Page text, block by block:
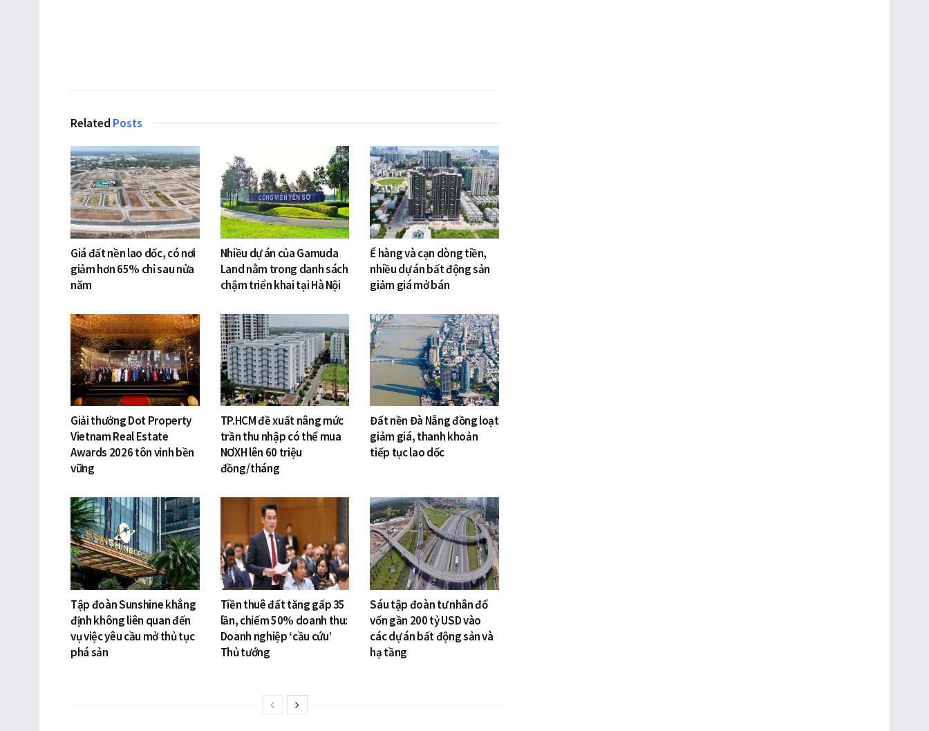
Related Posts
Giá đất nền lao dốc, có nơi
giảm hơn 65% chỉ sau nửa
năm
Nhiều dự án của Gamuda
Land nằm trong danh sách
chậm triển khai tại Hà Nội
Ế hàng và cạn dòng tiền,
nhiều dự án bất động sản
giảm giá mở bán
Giải thưởng Dot Property
Vietnam Real Estate
Awards 2026 tôn vinh bền
vững
TP.HCM đề xuất nâng mức
trần thu nhập có thể mua
NƠXH lên 60 triệu
đồng/tháng
Đất nền Đà Nẵng đồng loạt
giảm giá, thanh khoản
tiếp tục lao dốc
Tập đoàn Sunshine khẳng
định không liên quan đến
vụ việc yêu cầu mở thủ tục
phá sản
Tiền thuê đất tăng gấp 35
lần, chiếm 50% doanh thu:
Doanh nghiệp ‘cầu cứu’
Thủ tướng
Sáu tập đoàn tư nhân đổ
vốn gần 200 tỷ USD vào
các dự án bất động sản và
hạ tầng